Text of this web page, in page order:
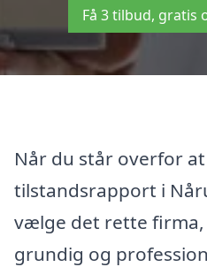
Få 3 tilbud, gratis
Når du står overfor
tilstandsrapport i
vælge det rette firma,
grundig og